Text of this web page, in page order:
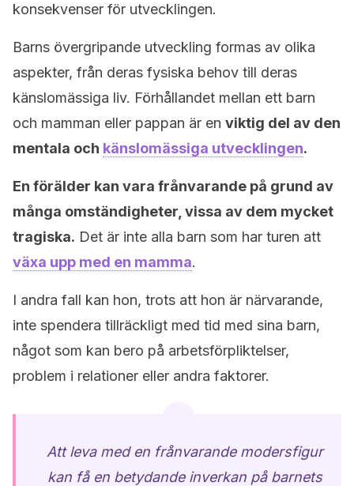
konsekvenser för utvecklingen.
Barns övergripande utveckling formas av olika
aspekter, från deras fysiska behov till deras
känslomässiga liv. Förhållandet mellan ett barn
och mamman eller pappan är en viktig del av den
mentala och känslomässiga utvecklingen.
En förälder kan vara frånvarande på grund av
många omständigheter, vissa av dem mycket
tragiska. Det är inte alla barn som har turen att
växa upp med en mamma.
I andra fall kan hon, trots att hon är närvarande,
inte spendera tillräckligt med tid med sina barn,
något som kan bero på arbetsförpliktelser,
problem i relationer eller andra faktorer.
Att leva med en frånvarande modersfigur
kan få en betydande inverkan på barnets